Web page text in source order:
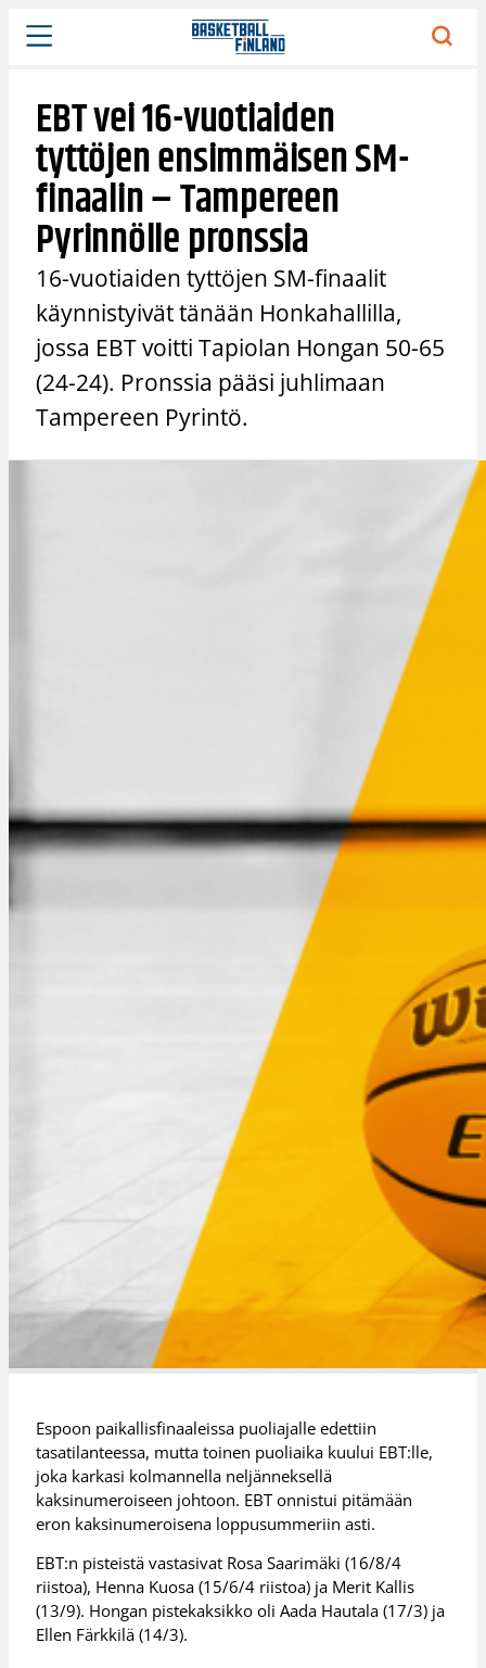
Siirry
sisältöön
EBT vei 16-vuotiaiden
tyttöjen ensimmäisen SM-
finaalin – Tampereen
Pyrinnölle pronssia
16-vuotiaiden tyttöjen SM-finaalit
käynnistyivät tänään Honkahallilla,
jossa EBT voitti Tapiolan Hongan 50-65
(24-24). Pronssia pääsi juhlimaan
Tampereen Pyrintö.
Espoon paikallisfinaaleissa puoliajalle edettiin
tasatilanteessa, mutta toinen puoliaika kuului EBT:lle,
joka karkasi kolmannella neljänneksellä
kaksinumeroiseen johtoon. EBT onnistui pitämään
eron kaksinumeroisena loppusummeriin asti.
EBT:n pisteistä vastasivat Rosa Saarimäki (16/8/4
riistoa), Henna Kuosa (15/6/4 riistoa) ja Merit Kallis
(13/9). Hongan pistekaksikko oli Aada Hautala (17/3) ja
Ellen Färkkilä (14/3).